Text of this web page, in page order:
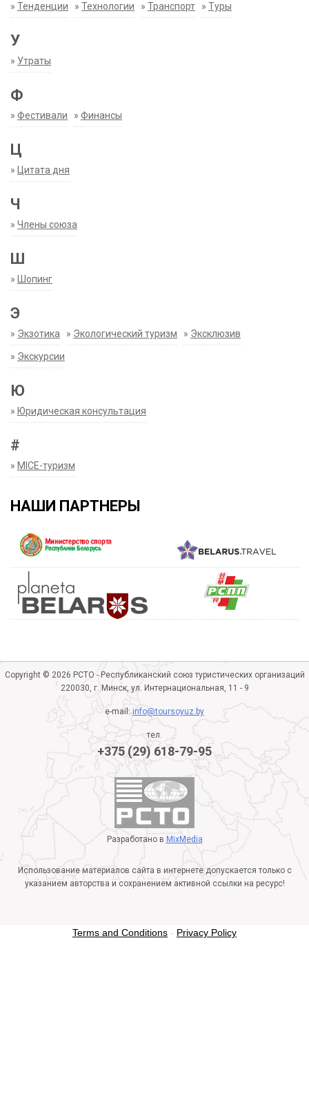
» Тенденции » Технологии » Транспорт » Туры
У
» Утраты
Ф
» Фестивали » Финансы
Ц
» Цитата дня
Ч
» Члены союза
Ш
» Шопинг
Э
» Экзотика » Экологический туризм » Эксклюзив
» Экскурсии
Ю
» Юридическая консультация
#
» MICE-туризм
НАШИ ПАРТНЕРЫ
Copyright © 2026 РСТО - Республиканский союз туристических организаций
220030, г. Минск, ул. Интернациональная, 11 - 9
e-mail:info@toursoyuz.by
тел.
+375 (29) 618-79-95
Разработано в MixMedia
Использование материалов сайта в интернете допускается только с
указанием авторства и сохранением активной ссылки на ресурс!
Terms and Conditions - Privacy Policy